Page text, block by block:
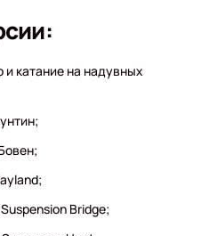
и катание на надувных
Bridge;